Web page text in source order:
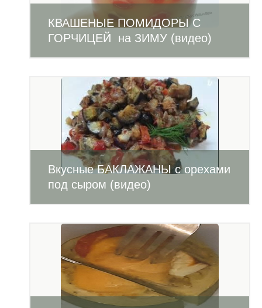
КВАШЕНЫЕ ПОМИДОРЫ С
ГОРЧИЦЕЙ на ЗИМУ (видео)
Вкусные БАКЛАЖАНЫ с орехами
под сыром (видео)